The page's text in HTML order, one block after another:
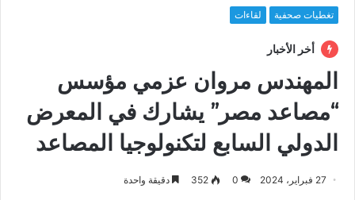
تغطيات صحفية لقاءات
أخر الأخبار
المهندس مروان عزمي مؤسس
“مصاعد مصر” يشارك في المعرض
الدولي السابع لتكنولوجيا المصاعد
27 فبراير، 2024 0
352 دقيقة واحدة